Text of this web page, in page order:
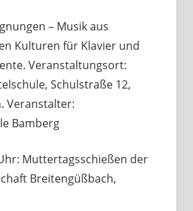
– Musik aus
Kulturen für Klavier und
Veranstaltungsort:
Schulstraße 12,
Veranstalter:
Bamberg
Muttertagsschießen der
Breitengüßbach,